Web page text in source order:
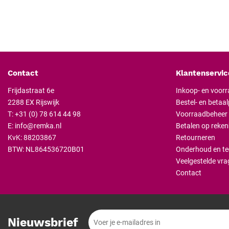
Contact
Frijdastraat 6e
2288 EX Rijswijk
T:+31 (0) 78 614 44 98
E: info@remka.nl
KvK: 88203867
BTW: NL864536720B01
Inkoop- en
Bestel- en
Voorraadbeheer
Betalen op
Retourneren
Onderhoud en
Veelgestelde
Contact
Nieuwsbrief